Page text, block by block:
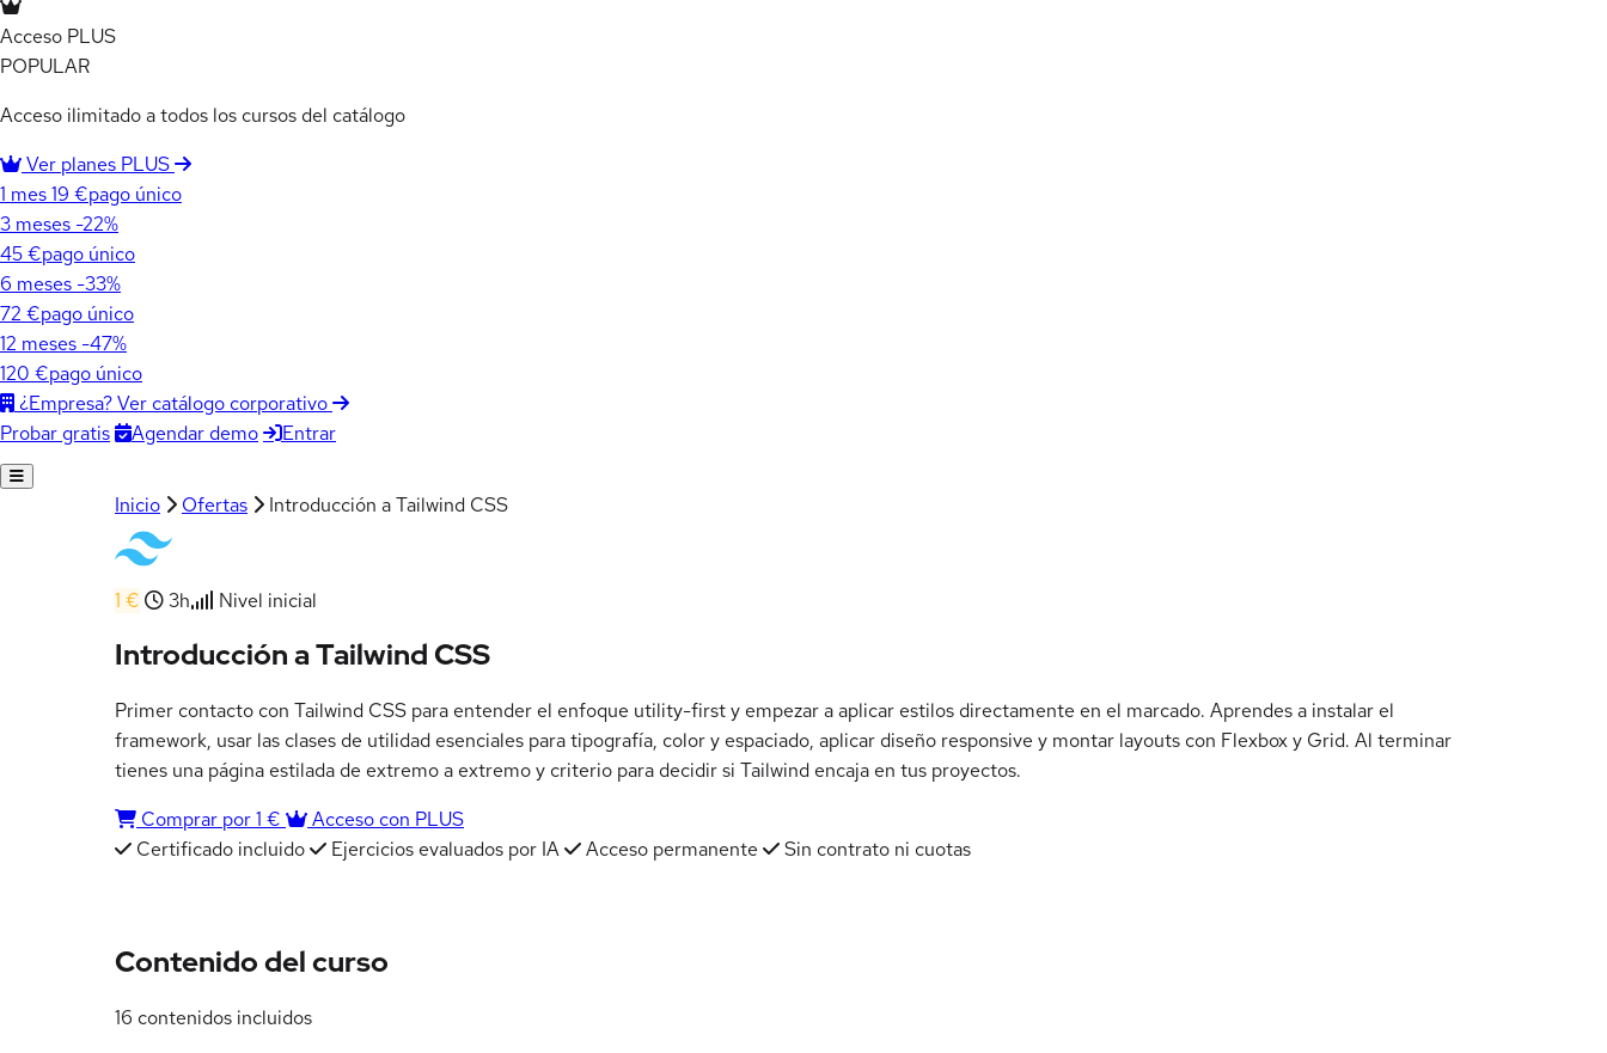
Acceso PLUS
POPULAR
Acceso ilimitado a todos los cursos del catálogo
Ver planes PLUS
1 mes19 €pago único
3 meses -22%
45 €pago único
6 meses -33%
72 €pago único
12 meses -47%
120 €pago único
¿Empresa? Ver catálogo corporativo
Probar gratis
Agendar demo Entrar
Inicio Ofertas Introducción a Tailwind CSS
1 € 3h Nivel inicial
Introducción a Tailwind CSS
Primer contacto con Tailwind CSS para entender el enfoque utility-first y empezar a aplicar estilos directamente en el marcado. Aprendes a instalar el
framework, usar las clases de utilidad esenciales para tipografía, color y espaciado, aplicar diseño responsive y montar layouts con Flexbox y Grid. Al terminar
tienes una página estilada de extremo a extremo y criterio para decidir si Tailwind encaja en tus proyectos.
Comprar por 1 €
Acceso con PLUS
Certificado incluido
Ejercicios evaluados por IA Acceso permanente Sin contrato ni cuotas
Contenido del curso
16 contenidos incluidos